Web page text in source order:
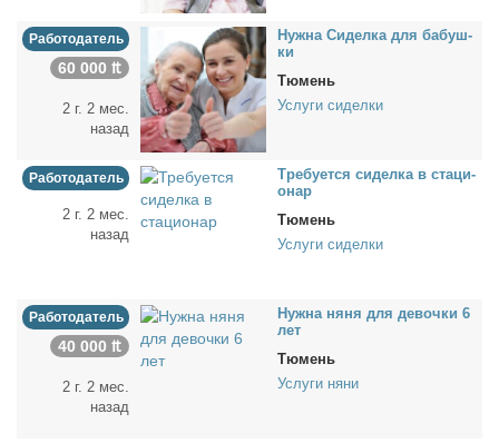
Работодатель
60 000 ₶
2 г. 2 мес.
назад
Нуж­на Си­дел­ка для ба­буш­
ки
Тюмень
Услуги сиделки
Работодатель
2 г. 2 мес.
назад
Тре­бу­ет­ся си­дел­ка в ста­ци­
о­нар
Тюмень
Услуги сиделки
Работодатель
40 000 ₶
2 г. 2 мес.
назад
Нуж­на ня­ня для де­воч­ки 6
лет
Тюмень
Услуги няни